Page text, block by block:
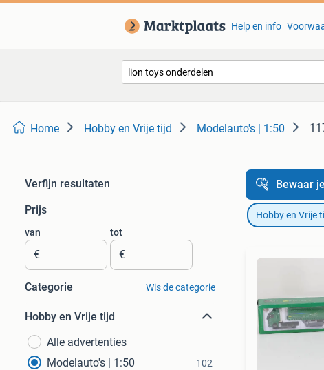
Help en info
Home Hobby en Vrije tijd Modelauto's | 1:50
Verfijn resultaten
Prijs
van
€
tot
€
Categorie Wis de categorie
Hobby en Vrije tijd
Alle advertenties
Modelauto's | 1:50
102
Bewaar
Hobby en Vrije